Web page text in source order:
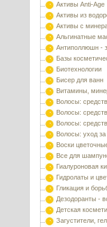
Активы Anti-Age
Активы из
Активы с
Альгинатные
Антиполлюшн -
Базы
Биотехнологии
Бисер для ванн
Витамины,
Волосы:
Волосы:
Волосы:
Волосы: уход
Воски
Все для
Гиалуроновая
Гидролаты и
Гликация и
Дезодоранты -
Детская
Загустители,